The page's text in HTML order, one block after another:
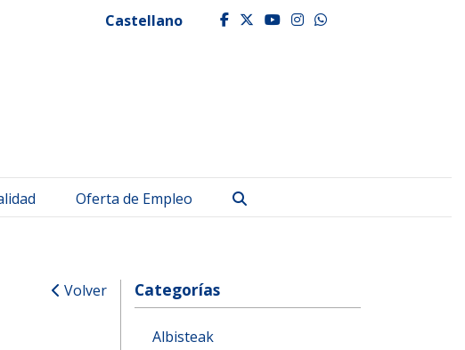
Castellano facebook
twitter
youtube
instagram
whatsapp
Oferta de Empleo
Volver Categorías
Albisteak